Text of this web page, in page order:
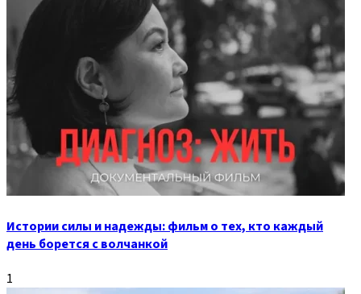
Истории силы и надежды: фильм о тех, кто каждый
день борется с волчанкой
1